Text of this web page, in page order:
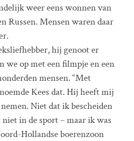
weer eens wonnen van
Russen. Mensen waren daar
hij genoot er
we op met een filmpje en een
mensen. “Met
Kees dat. Hij heeft mij
Niet dat ik bescheiden
in de sport – maar ik was
Hollandse boerenzoon